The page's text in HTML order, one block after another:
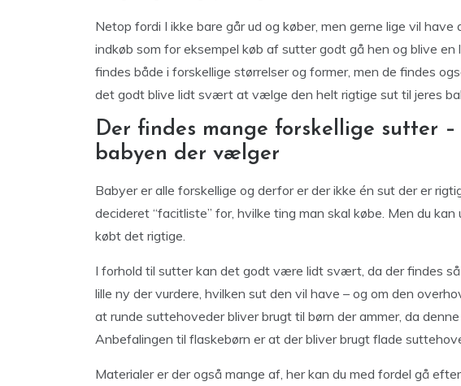
Netop fordi I ikke bare går ud og køber, men gerne lige vil
indkøb som for eksempel køb af sutter godt gå hen og blive
findes både i forskellige størrelser og former, men de findes
det godt blive lidt svært at vælge den helt rigtige sut til jeres
Der findes mange forskellige sutter
babyen der vælger
Babyer er alle forskellige og derfor er der ikke én sut der er
decideret “facitliste” for, hvilke ting man skal købe. Men du
købt det rigtige.
I forhold til sutter kan det godt være lidt svært, da der findes
lille ny der vurdere, hvilken sut den vil have – og om den
at runde suttehoveder bliver brugt til børn der ammer, da
Anbefalingen til flaskebørn er at der bliver brugt flade
Materialer er der også mange af, her kan du med fordel gå